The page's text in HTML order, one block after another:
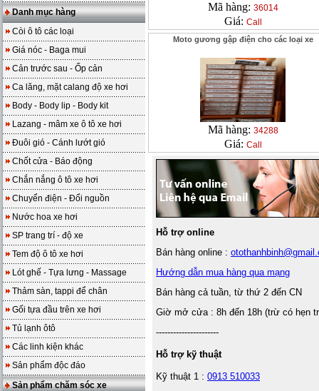
Danh mục hàng
Còi ô tô các loại
Giá nóc - Baga mui
Cản trước sau - Ốp cản
Ca lăng, mặt calang độ xe hơi
Body - Body lip - Body kit
Lazang - mâm xe ô tô xe hơi
Đuôi gió - Cánh lướt gió
Chốt cửa - Báo động
Chắn nắng ô tô xe hơi
Chuyển điện - Đổi nguồn
Nước hoa xe hơi
SP trang trí - độ xe
Tem độ ô tô xe hơi
Lót ghế - Tựa lưng - Massage
Thảm sàn, tappi để chân
Gối tựa đầu trên xe hơi
Tủ lạnh ôtô
Các linh kiện khác
Sản phẩm độc đáo
Sản phẩm chăm sóc xe
Mã hàng: 36014
Giá: Call
Moto gương gập điện cho các loại xe
Mã hàng: 34288
Giá: Call
Hỗ trợ online
Bán hàng online :
Hướng dẫn mua hàng qua mạng
Bán hàng cả tuần, từ thứ 2 đến CN
Giờ mở cửa : 8h đến 18h (trừ có hẹn
----------------------
Hỗ trợ kỹ thuật
Kỹ thuật 1 : 0913 510033